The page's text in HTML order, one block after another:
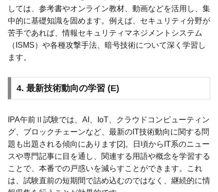
しては、参考書やオンライン教材、動画などを活用し、集
中的に基礎知識を固めます。例えば、セキュリティ分野が
苦手であれば、情報セキュリティマネジメントシステム
（ISMS）や各種攻撃手法、暗号技術について深く学習し
ます。
4. 最新技術動向の学習 (E)
IPA午前Ⅱ試験では、AI、IoT、クラウドコンピューティン
グ、ブロックチェーンなど、最新のIT技術動向に関する問
題も出題される傾向にあります[2]。日頃からIT系のニュー
スや専門記事に目を通し、関連する用語や概念を学習する
ことで、本番での戸惑いを減らすことができます。これ
は、試験直前の短期間で詰め込むのではなく、継続的に情